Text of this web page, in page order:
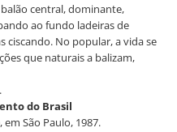
central, dominante,
ao fundo ladeiras de
ciscando. No popular, a vida se
que naturais a balizam,
do Brasil
São Paulo, 1987.